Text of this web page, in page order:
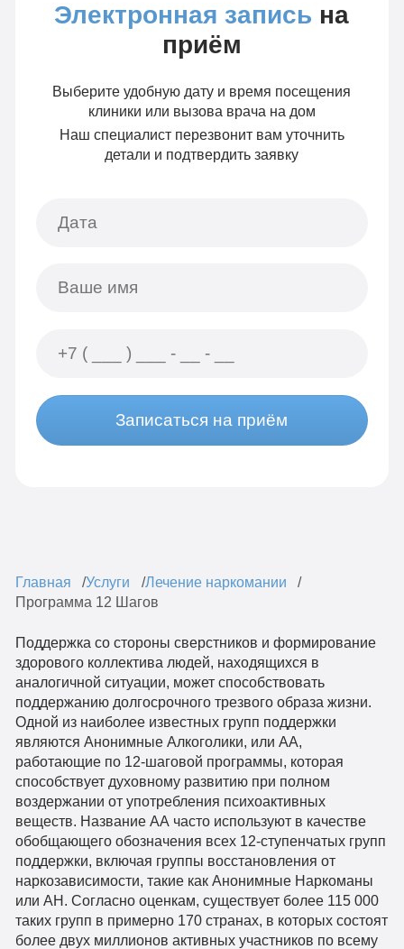
Электронная запись на
приём
Выберите удобную дату и время посещения
клиники или вызова врача на дом
Наш специалист перезвонит вам уточнить
детали и подтвердить заявку
Записаться на приём
Главная Услуги
Лечение наркомании
Программа 12 Шагов
Поддержка со стороны сверстников и формирование
здорового коллектива людей, находящихся в
аналогичной ситуации, может способствовать
поддержанию долгосрочного трезвого образа жизни.
Одной из наиболее известных групп поддержки
являются Анонимные Алкоголики, или АА,
работающие по 12-шаговой программы, которая
способствует духовному развитию при полном
воздержании от употребления психоактивных
веществ. Название АА часто используют в качестве
обобщающего обозначения всех 12-ступенчатых групп
поддержки, включая группы восстановления от
наркозависимости, такие как Анонимные Наркоманы
или АН. Согласно оценкам, существует более 115 000
таких групп в примерно 170 странах, в которых состоят
более двух миллионов активных участников по всему